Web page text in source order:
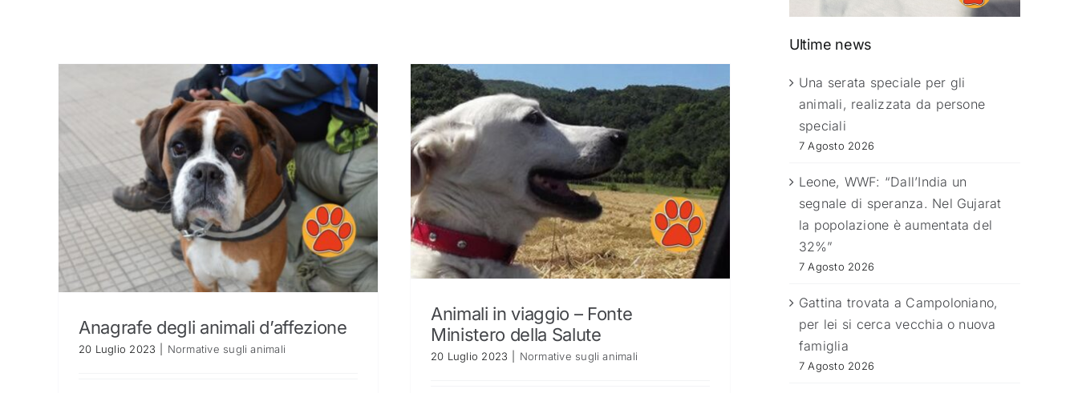
Anagrafe degli animali d’affezione
20 Luglio 2023 Normative sugli animali
Animali in viaggio – Fonte
Ministero della Salute
20 Luglio 2023 Normative sugli animali
Ultime news
Una serata speciale per gli
animali, realizzata da persone
speciali
7 Agosto 2026
Leone, WWF: “Dall’India un
segnale di speranza. Nel Gujarat
la popolazione è aumentata del
32%”
7 Agosto 2026
Gattina trovata a Campoloniano,
per lei si cerca vecchia o nuova
famiglia
7 Agosto 2026